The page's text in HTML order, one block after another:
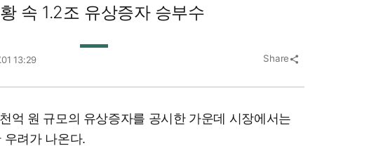
속 1.2조 유상증자 승부수
13:29 Share share
억 원 규모의 유상증자를 공시한 가운데 시장에서는
우려가 나온다.